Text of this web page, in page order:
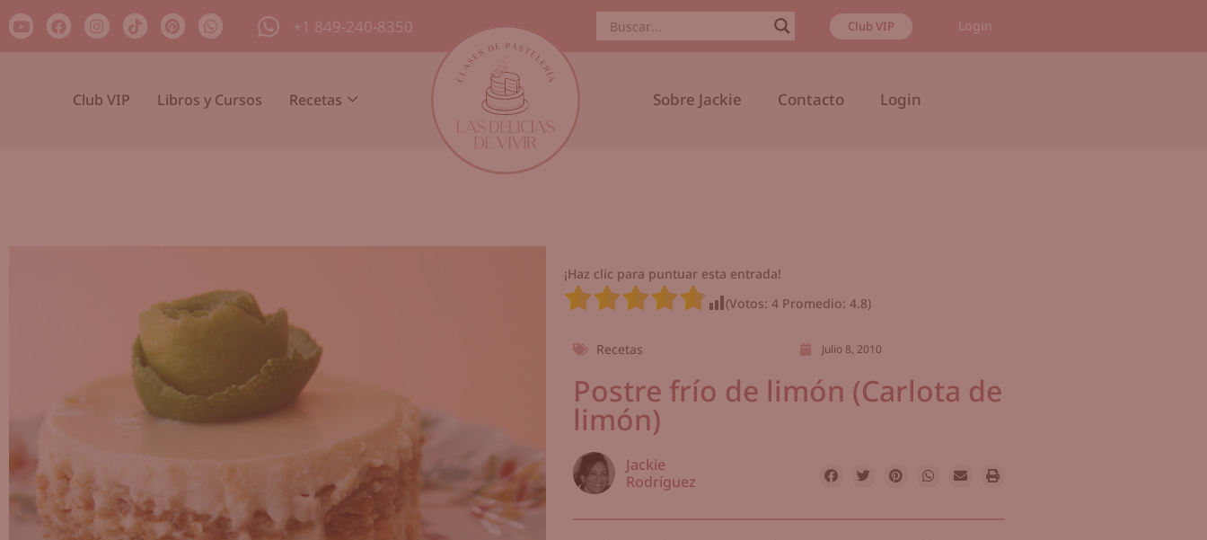
+1 849-240-8350 Club VIP Login
Club VIP Libros y Cursos Recetas Sobre Jackie Contacto Login
¡Haz clic para puntuar esta entrada!
(Votos: 4 Promedio: 4.8)
Recetas Julio 8, 2010
Postre frío de limón (Carlota de
limón)
Jackie
Rodríguez